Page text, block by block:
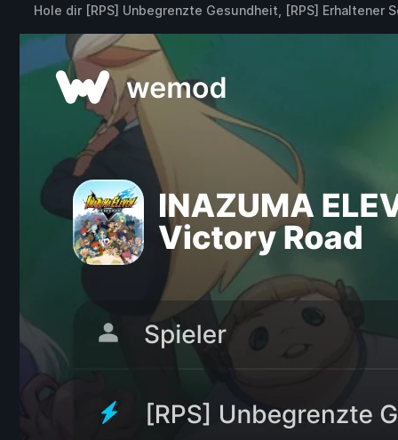
Hole dir [RPS] Unbegrenzte Gesundheit, [RPS] Erhaltener